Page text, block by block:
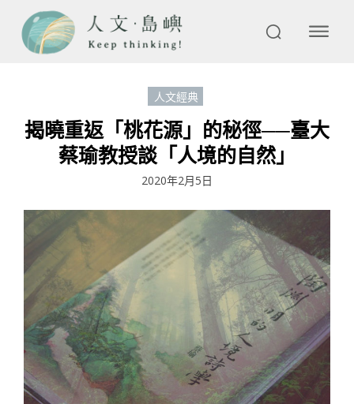
人文經典
揭曉重返「桃花源」的秘徑──臺大
蔡瑜教授談「人境的自然」
2020年2月5日